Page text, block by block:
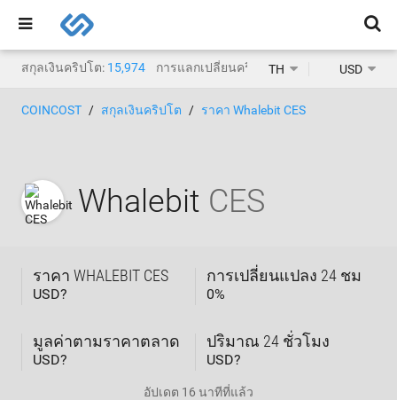
สกุลเงินคริปโต: 15,974 การแลกเปลี่ยนคริปโต:1,471
TH USD
COINCOST สกุลเงินคริปโต ราคา Whalebit CES
Whalebit CES
ราคา WHALEBIT CES
USD?
การเปลี่ยนแปลง 24 ชม
0%
มูลค่าตามราคาตลาด
USD?
ปริมาณ 24 ชั่วโมง
USD?
อัปเดต 16 นาทีที่แล้ว